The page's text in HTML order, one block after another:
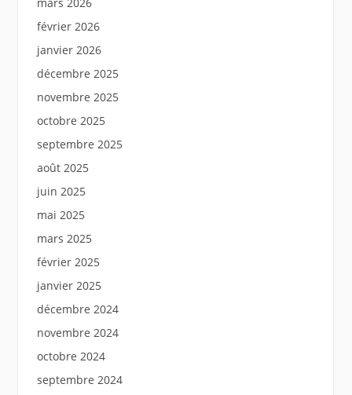
février 2026
janvier 2026
décembre 2025
novembre 2025
octobre 2025
septembre 2025
août 2025
juin 2025
mai 2025
mars 2025
février 2025
janvier 2025
décembre 2024
novembre 2024
octobre 2024
septembre 2024